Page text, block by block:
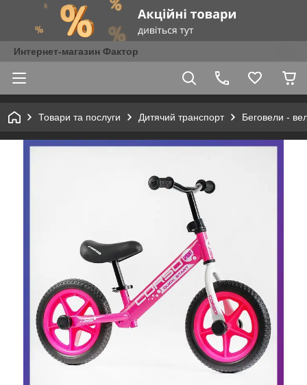
Интернет-магазин Фактор
Товари та послуги Дитячий транспорт Беговели -